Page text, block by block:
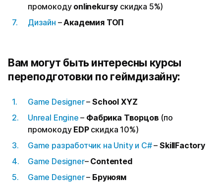
промокодуonlinekursy скидка 5%)
Дизайн –Академия ТОП
Вам могут быть интересны курсы
переподготовки по геймдизайну:
Game Designer– School XYZ
Unreal Engine – Фабрика Творцов (по
промокоду EDPскидка 10%)
Game разработчик на Unity и C#– SkillFactory
Game Designer–Contented
Game Designer– Бруноям